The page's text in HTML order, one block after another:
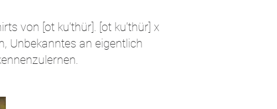
von [ot ku’thür]. [ot ku’thür] x
Unbekanntes an eigentlich